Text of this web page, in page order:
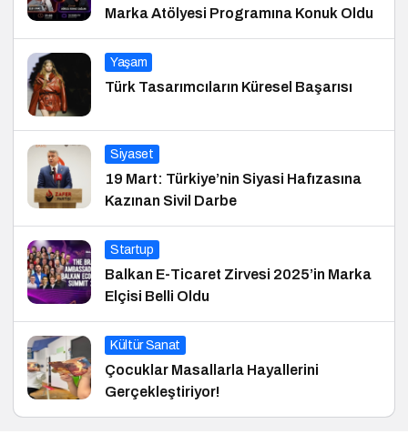
Marka Atölyesi Programına Konuk Oldu
Yaşam
Türk Tasarımcıların Küresel Başarısı
Siyaset
19 Mart: Türkiye’nin Siyasi Hafızasına
Kazınan Sivil Darbe
Startup
Balkan E-Ticaret Zirvesi 2025’in Marka
Elçisi Belli Oldu
Kültür Sanat
Çocuklar Masallarla Hayallerini
Gerçekleştiriyor!